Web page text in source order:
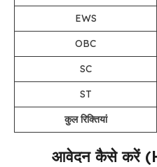
EWS
OBC
SC
ST
कुल रिक्तियां
आवेदन कैसे करें